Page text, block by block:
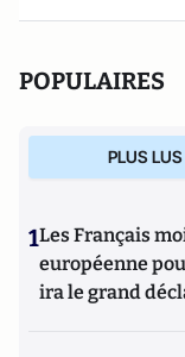
POPULAIRES
PLUS LUS
1Les Français
européenne
ira le grand